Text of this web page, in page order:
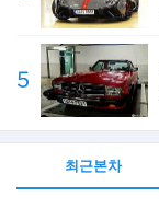
최근본차